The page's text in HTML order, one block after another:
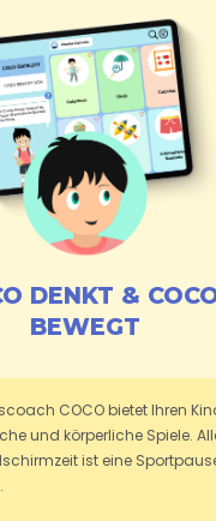
DENKT &
BEWEGT
COCO bietet Ihren
und körperliche Spiele.
ist eine